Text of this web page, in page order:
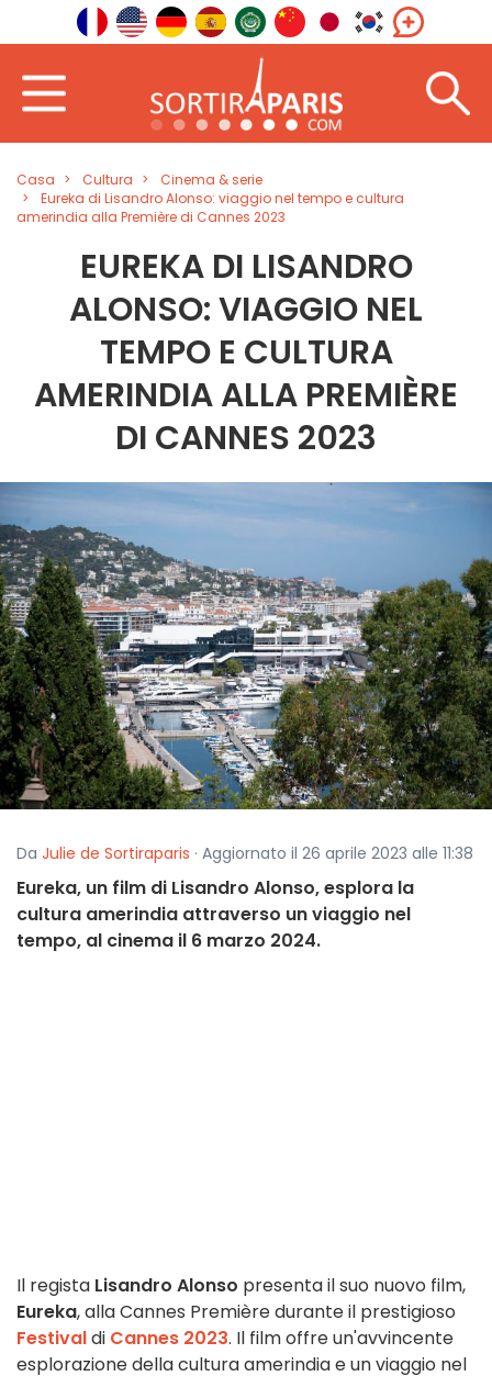
Casa Cultura
Cinema & serie
Eureka di Lisandro Alonso: viaggio nel tempo e cultura
amerindia alla Première di Cannes 2023
EUREKA DI LISANDRO
ALONSO: VIAGGIO NEL
TEMPO E CULTURA
AMERINDIA ALLA PREMIÈRE
DI CANNES 2023
Da Julie de Sortiraparis · Aggiornato il 26 aprile 2023 alle 11:38
Eureka, un film di Lisandro Alonso, esplora la
cultura amerindia attraverso un viaggio nel
tempo, al cinema il 6 marzo 2024.
Il regista Lisandro Alonso presenta il suo nuovo film,
Eureka, alla Cannes Première durante il prestigioso
Festivaldi Cannes 2023. Il film offre un'avvincente
esplorazione della cultura amerindia e un viaggio nel